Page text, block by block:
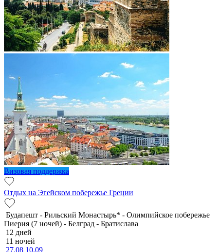
Визовая поддержка
Отдых на Эгейском побережье Греции
Будапешт - Рильский Монастырь* - Олимпийское побережье
Пиерия (7 ночей) - Белград - Братислава
12 дней
11 ночей
27.08 10.09